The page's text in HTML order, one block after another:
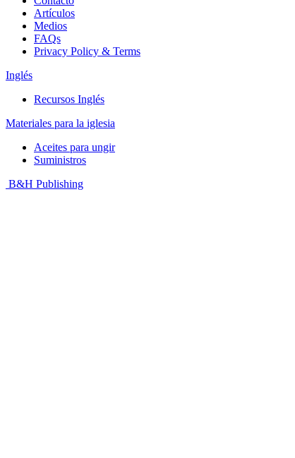
Artículos
Medios
FAQs
Privacy Policy & Terms
Inglés
Recursos Inglés
Materiales para la iglesia
Aceites para ungir
Suministros
B&H Publishing